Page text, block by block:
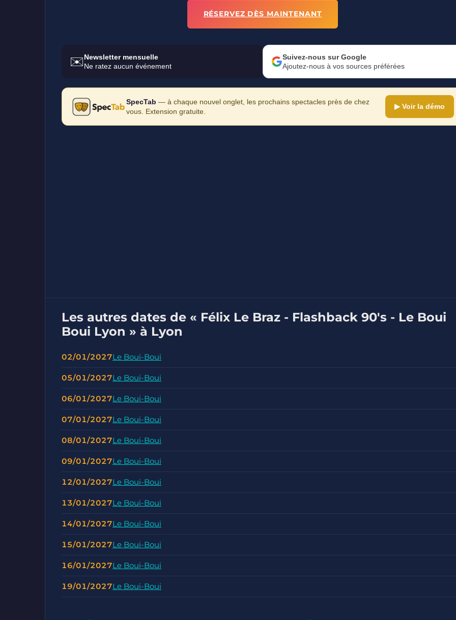
RÉSERVEZ DÈS MAINTENANT
✉️Newsletter mensuelle
Ne ratez aucun événement
Suivez-nous sur Google
Ajoutez-nous à vos sources préférées
SpecTab — à chaque nouvel onglet, les prochains spectacles près de chez
vous. Extension gratuite.
▶ Voir la démo
Les autres dates de « Félix Le Braz - Flashback 90's - Le Boui
Boui Lyon » à Lyon
02/01/2027Le Boui-Boui
05/01/2027Le Boui-Boui
06/01/2027Le Boui-Boui
07/01/2027Le Boui-Boui
08/01/2027Le Boui-Boui
09/01/2027Le Boui-Boui
12/01/2027Le Boui-Boui
13/01/2027Le Boui-Boui
14/01/2027Le Boui-Boui
15/01/2027Le Boui-Boui
16/01/2027Le Boui-Boui
19/01/2027Le Boui-Boui